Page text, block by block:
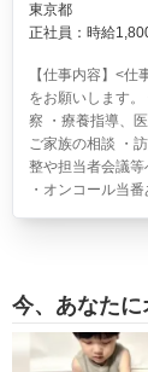
東京都
正社員：時給
【仕事内容】<
をお願いします
察 ・療養指導、
ご家族の相談 ・
整や担当者会議
・オンコール当
今、あなたに